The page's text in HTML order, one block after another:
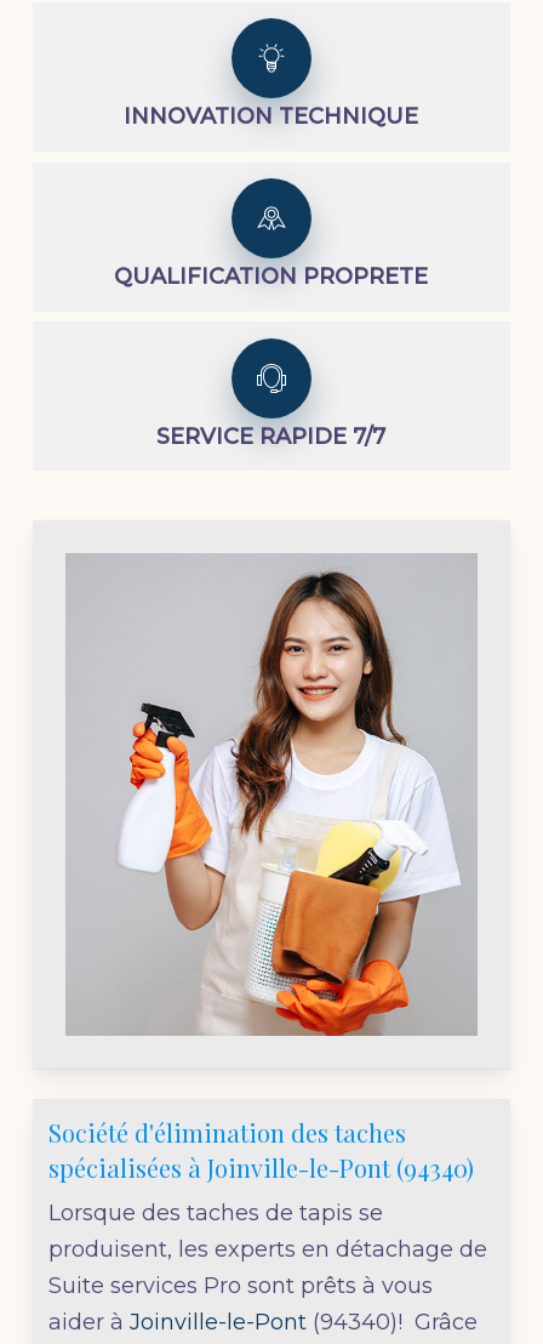
INNOVATION TECHNIQUE
QUALIFICATION PROPRETE
SERVICE RAPIDE 7/7
Société d'élimination des taches
spécialisées à Joinville-le-Pont (94340)
Lorsque des taches de tapis se
produisent, les experts en détachage de
Suite services Pro sont prêts à vous
aider àJoinville-le-Pont (94340)! Grâce